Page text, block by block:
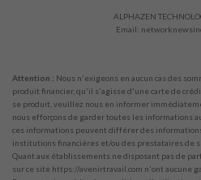
ALPHAZEN
Email:
Attention : Nous n'exigeons en aucun cas des
produit financier, qu'il s'agisse d'une carte de
se produit, veuillez nous en informer
nous efforçons de garder toutes les informations
ces informations peuvent différer des
institutions financières et/ou des prestataires de
Quant aux établissements ne disposant pas de
sur ce site https://avenirtravail.com n'ont aucune